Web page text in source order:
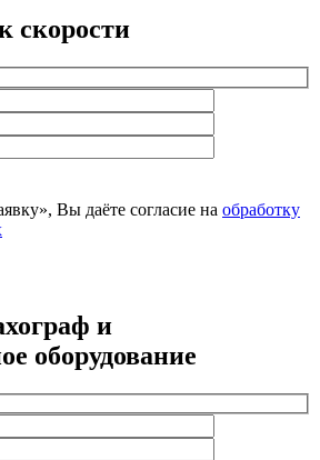
скорости
Вы даёте согласие на обработку
и
оборудование